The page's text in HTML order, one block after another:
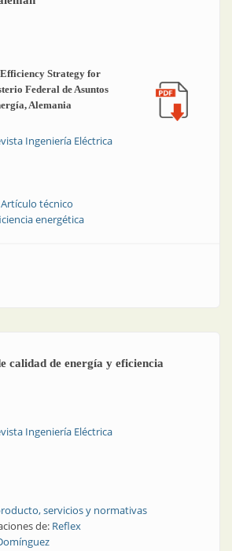
Strategy for
Federal de Asuntos
Alemania
Ingeniería Eléctrica
Artículo técnico
energética
Eficiencia energética | Eficiencia energética en
calidad de energía y eficiencia
Ingeniería Eléctrica
servicios y normativas
de: Reflex